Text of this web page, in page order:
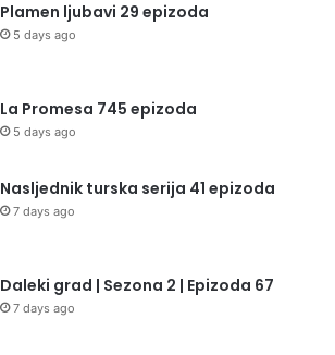
Plamen ljubavi 29 epizoda
5 days ago
La Promesa 745 epizoda
5 days ago
Nasljednik turska serija 41 epizoda
7 days ago
Daleki grad | Sezona 2 | Epizoda 67
7 days ago